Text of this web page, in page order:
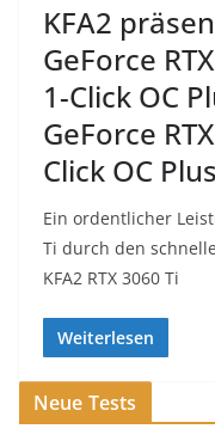
KFA2
GeForce
1-Click OC
GeForce
Click OC Plus
Ein ordentlicher
Ti durch den
KFA2 RTX 3060 Ti
Weiterlesen
Neue Tests